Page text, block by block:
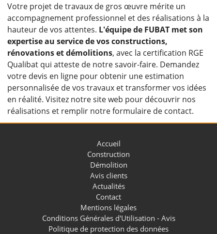
Votre projet de travaux de gros œuvre mérite un
accompagnement professionnel et des réalisations à la
hauteur de vos attentes. L'équipe de FUBAT met son
expertise au service de vos constructions,
rénovations et démolitions, avec la certification RGE
Qualibat qui atteste de notre savoir-faire. Demandez
votre devis en ligne pour obtenir une estimation
personnalisée de vos travaux et transformer vos idées
en réalité. Visitez notre site web pour découvrir nos
réalisations et remplir notre formulaire de contact.
Accueil
Construction
Démolition
Avis clients
Actualités
Contact
Mentions légales
Conditions Générales d'Utilisation - Avis
Politique de protection des données